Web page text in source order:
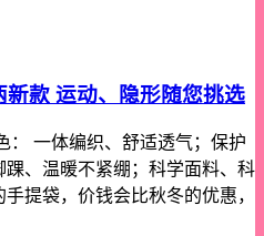
款 运动、隐形随您挑选
： 一体编织、舒适透气；保护
、温暖不紧绷；科学面料、科
提袋，价钱会比秋冬的优惠，